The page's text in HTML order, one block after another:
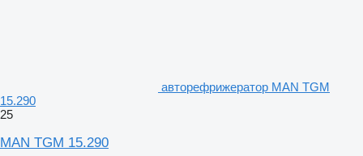
авторефрижератор MAN TGM
15.290
25
MAN TGM 15.290